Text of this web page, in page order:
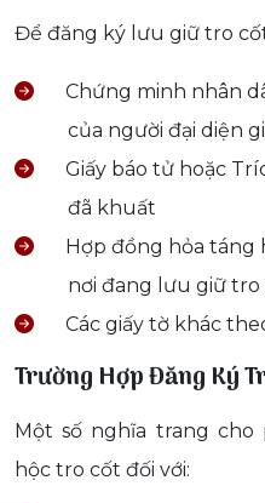
Để đăng ký lưu giữ tro
Chứng minh nhân
của người đại diện
Giấy báo tử hoặc
đã khuất
Hợp đồng hỏa táng
nơi đang lưu giữ tro
Các giấy tờ khác
Trường Hợp Đăng Ký
Một số nghĩa trang
hộc tro cốt đối với: